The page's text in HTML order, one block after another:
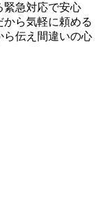
緊急対応で安心
ら気軽に頼める
ら伝え間違いの心